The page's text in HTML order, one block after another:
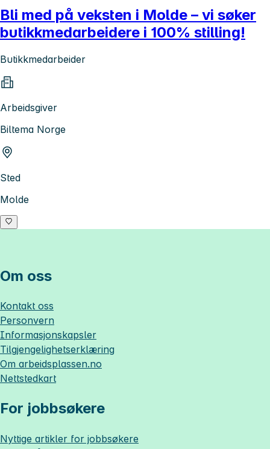
Bli med på veksten i Molde – vi søker
butikkmedarbeidere i 100% stilling!
Butikkmedarbeider
Arbeidsgiver
Biltema Norge
Sted
Molde
Om oss
Kontakt oss
Personvern
Informasjonskapsler
Tilgjengelighetserklæring
Om arbeidsplassen.no
Nettstedkart
For jobbsøkere
Nyttige artikler for jobbsøkere